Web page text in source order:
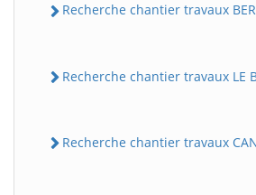
Recherche chantier travaux
Recherche chantier travaux LE
Recherche chantier travaux